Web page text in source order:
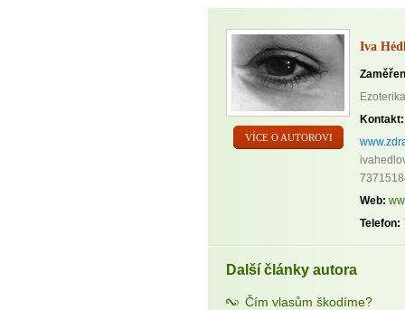
VÍCE O AUTOROVI
Iva
Kontakt:
Web:
Telefon:
Další články autora
Čím vlasům škodíme?